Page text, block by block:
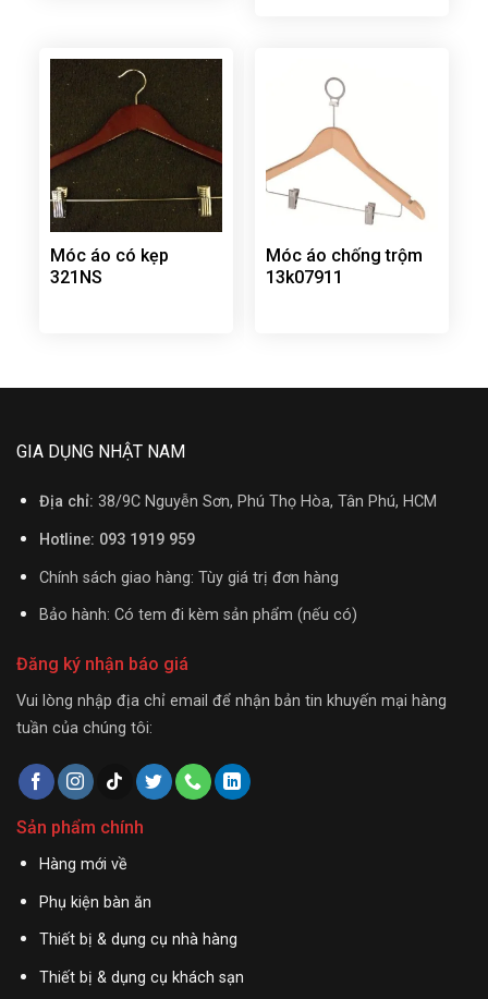
Móc áo có kẹp
321NS
Móc áo chống trộm
13k07911
GIA DỤNG NHẬT NAM
Địa chỉ: 38/9C Nguyễn Sơn, Phú Thọ Hòa, Tân Phú, HCM
Hotline: 093 1919 959
Chính sách giao hàng: Tùy giá trị đơn hàng
Bảo hành: Có tem đi kèm sản phẩm (nếu có)
Đăng ký nhận báo giá
Vui lòng nhập địa chỉ email để nhận bản tin khuyến mại hàng
tuần của chúng tôi:
Sản phẩm chính
Hàng mới về
Phụ kiện bàn ăn
Thiết bị & dụng cụ nhà hàng
Thiết bị & dụng cụ khách sạn